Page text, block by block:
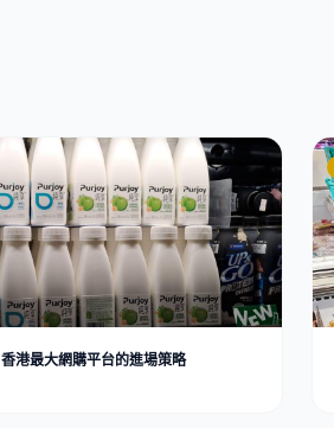
港最大網購平台的進場策略